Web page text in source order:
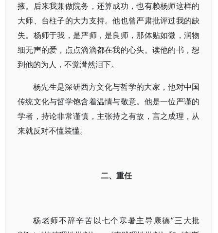
掖。后来我兼做院务，还算成功，也有赖杨师这样的
大师、台柱子的大力支持。他也曾严肃批评过我的缺
失。杨师于我，是严师，是良师，那体贴如微，润物
细无声的爱，点点滴滴都在我的心头。读他的书，想
到他的为人，不觉潸然泪下。
杨先生是深研西方文化与哲学的大家，他对中国
传统文化与哲学饱含着温情与敬意。他是一位严谨的
学者，持论非常谨慎，主张持之有故，言之成理，从
来就反对不懂装懂。
二、重任
杨老师不辞辛苦以七个寒暑主导康德“三大批